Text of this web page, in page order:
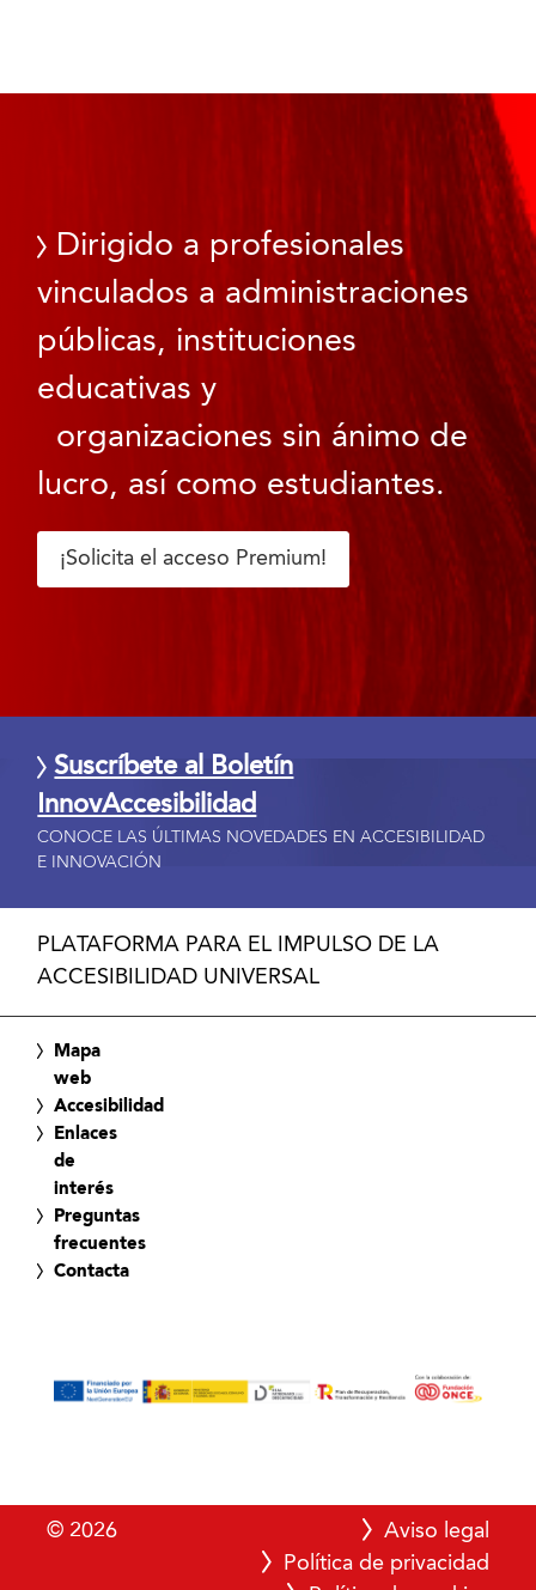
Dirigido a profesionales
vinculados a administraciones
públicas, instituciones
educativas y
organizaciones sin ánimo de
lucro, así como estudiantes.
¡Solicita el acceso Premium!
Suscríbete al Boletín
InnovAccesibilidad
CONOCE LAS ÚLTIMAS NOVEDADES EN ACCESIBILIDAD
E INNOVACIÓN
PLATAFORMA PARA EL IMPULSO DE LA
ACCESIBILIDAD UNIVERSAL
Mapa
web
Accesibilidad
Enlaces
de
interés
Preguntas
frecuentes
Contacta
© 2026
Aviso legal
Política de privacidad